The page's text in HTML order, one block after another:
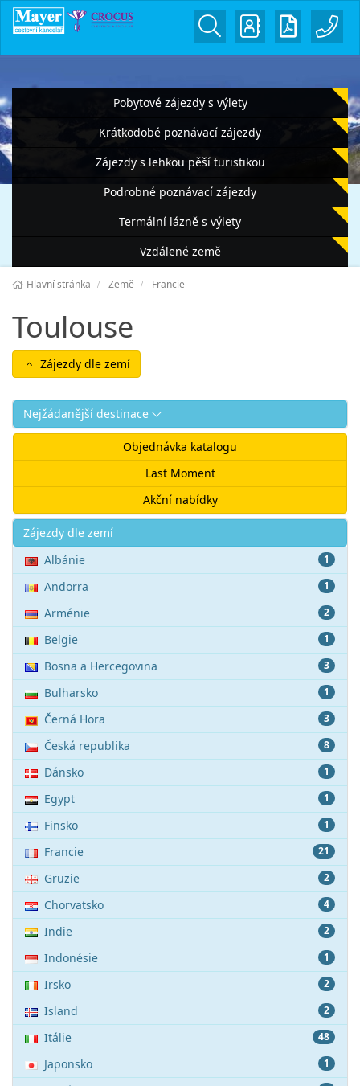
Pobytové zájezdy s výlety
Krátkodobé poznávací zájezdy
Zájezdy s lehkou pěší turistikou
Podrobné poznávací zájezdy
Termální lázně s výlety
Vzdálené země
Hlavní stránka Země Francie
Toulouse
Zájezdy dle zemí
Nejžádanější destinace
Objednávka katalogu
Last Moment
Akční nabídky
Akce
Zájezdy dle zemí
1
Albánie
1
Andorra
2
Arménie
1
Belgie
3
Bosna a Hercegovina
1
Bulharsko
3
Černá Hora
8
Česká republika
1
Dánsko
1
Egypt
1
Finsko
21
Francie
2
Gruzie
4
Chorvatsko
2
Indie
1
Indonésie
2
Irsko
2
Island
48
Itálie
1
Japonsko